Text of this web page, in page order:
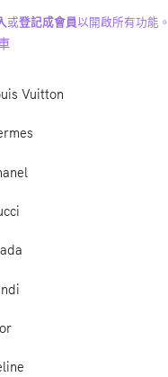
或登記成會員以開啟所有功能。
Vuitton